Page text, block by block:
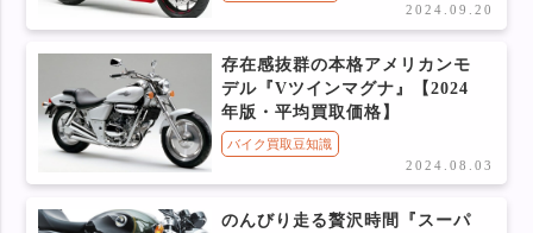
2024.09.20
存在感抜群の本格アメリカンモ
デル『Vツインマグナ』【2024
年版・平均買取価格】
バイク買取豆知識
2024.08.03
のんびり走る贅沢時間『スーパ